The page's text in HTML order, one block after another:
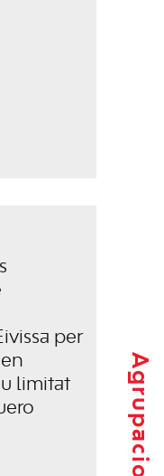
per
limitat